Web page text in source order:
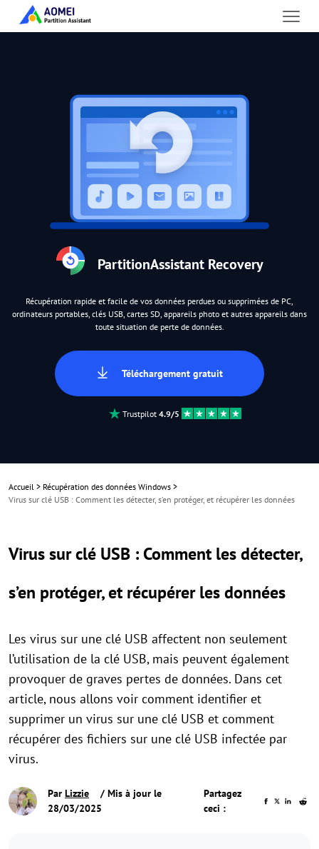
PartitionAssistant Recovery
Récupération rapide et facile de vos données perdues ou supprimées de PC,
ordinateurs portables, clés USB, cartes SD, appareils photo et autres appareils dans
toute situation de perte de données.
Téléchargement gratuit
Trustpilot 4.9/5
Accueil > Récupération des données Windows >
Virus sur clé USB : Comment les détecter, s’en protéger, et récupérer les données
Virus sur clé USB : Comment les détecter,
s’en protéger, et récupérer les données
Les virus sur une clé USB affectent non seulement
l’utilisation de la clé USB, mais peuvent également
provoquer de graves pertes de données. Dans cet
article, nous allons voir comment identifier et
supprimer un virus sur une clé USB et comment
récupérer des fichiers sur une clé USB infectée par
virus.
Par Lizzie
/ Mis à jour le
28/03/2025
Partagez
ceci :